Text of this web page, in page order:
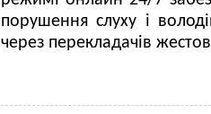
порушення слуху і
через перекладачів